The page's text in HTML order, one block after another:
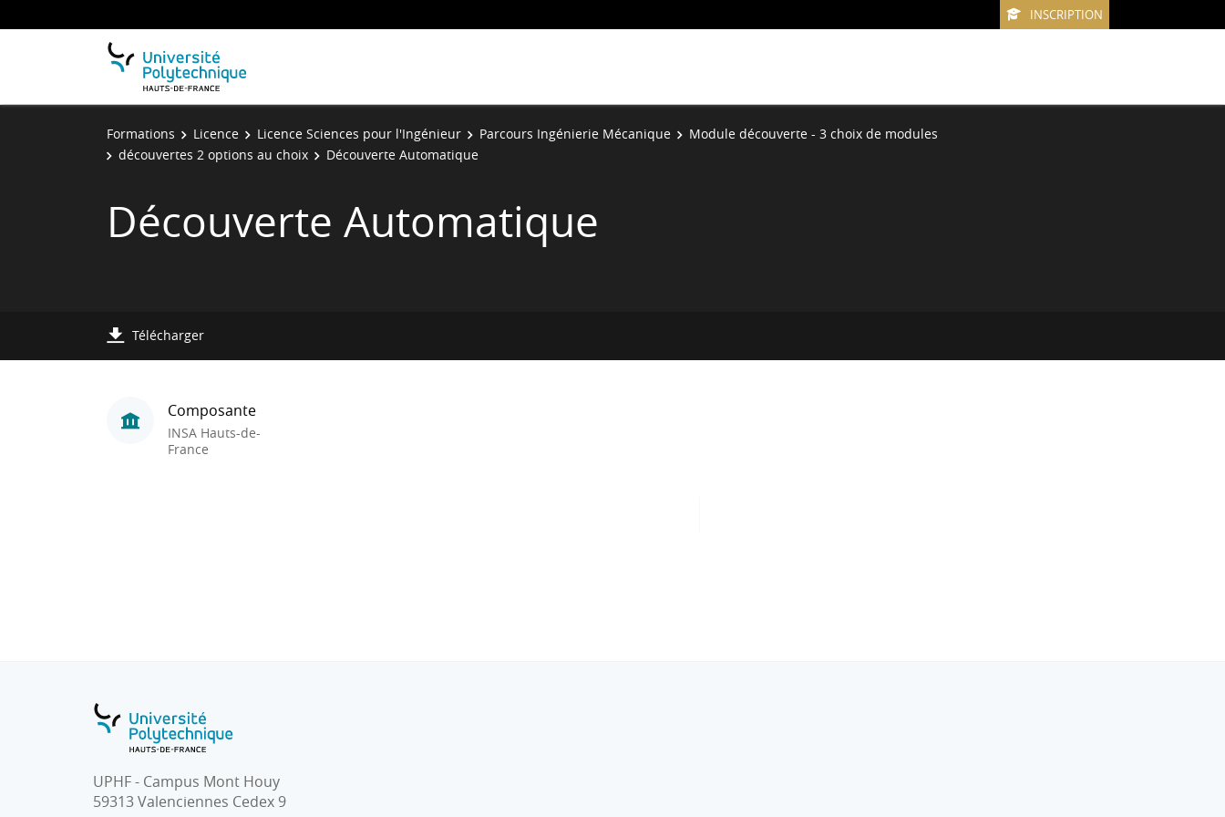
INSCRIPTION
Formations Licence Licence Sciences pour l'Ingénieur Parcours Ingénierie Mécanique
Module découverte - 3 choix de modules
découvertes 2 options au choix
Découverte Automatique
Découverte Automatique
Télécharger
Composante
INSA Hauts-de-
France
UPHF - Campus Mont Houy
59313 Valenciennes Cedex 9